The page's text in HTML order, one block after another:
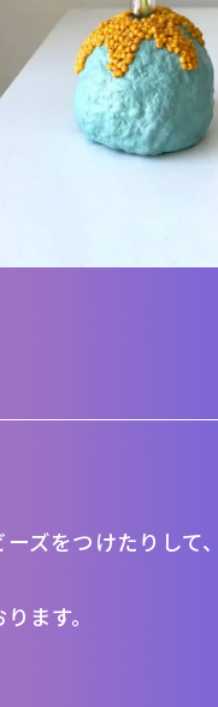
ズをつけたりし
ます。